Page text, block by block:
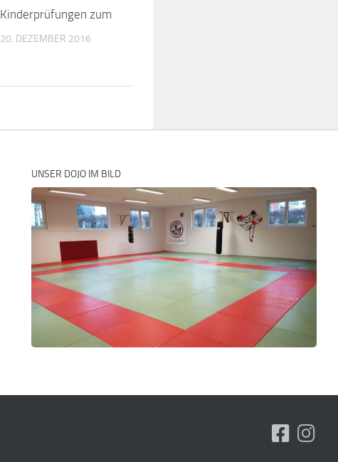
Kinderprüfungen zum Jahresende
20. DEZEMBER 2016
UNSER DOJO IM BILD